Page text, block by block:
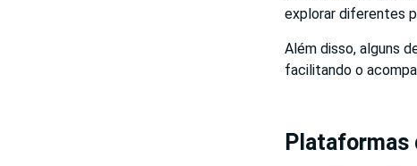
explorar diferentes
Além disso, alguns
facilitando o
Plataformas